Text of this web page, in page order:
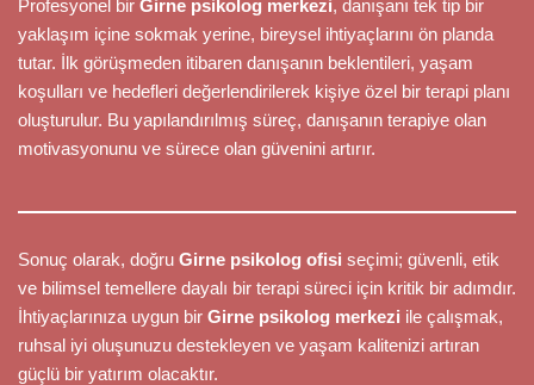
Profesyonel bir Girne psikolog merkezi, danışanı tek tip bir
yaklaşım içine sokmak yerine, bireysel ihtiyaçlarını ön planda
tutar. İlk görüşmeden itibaren danışanın beklentileri, yaşam
koşulları ve hedefleri değerlendirilerek kişiye özel bir terapi planı
oluşturulur. Bu yapılandırılmış süreç, danışanın terapiye olan
motivasyonunu ve sürece olan güvenini artırır.
Sonuç olarak, doğru Girne psikolog ofisi seçimi; güvenli, etik
ve bilimsel temellere dayalı bir terapi süreci için kritik bir adımdır.
İhtiyaçlarınıza uygun bir Girne psikolog merkezi ile çalışmak,
ruhsal iyi oluşunuzu destekleyen ve yaşam kalitenizi artıran
güçlü bir yatırım olacaktır.